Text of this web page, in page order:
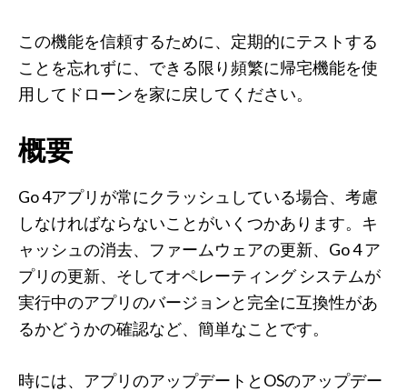
この機能を信頼するために、定期的にテストする
ことを忘れずに、できる限り頻繁に帰宅機能を使
用してドローンを家に戻してください。
概要
Go 4アプリが常にクラッシュしている場合、考慮
しなければならないことがいくつかあります。キ
ャッシュの消去、ファームウェアの更新、Go 4 ア
プリの更新、そしてオペレーティング システムが
実行中のアプリのバージョンと完全に互換性があ
るかどうかの確認など、簡単なことです。
時には、アプリのアップデートとOSのアップデー